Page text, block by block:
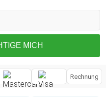
MICH
Rechnung